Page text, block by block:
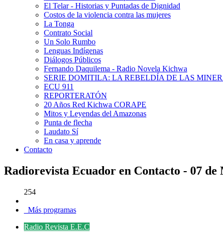
El Telar - Historias y Puntadas de Dignidad
Costos de la violencia contra las mujeres
La Tonga
Contrato Social
Un Solo Rumbo
Lenguas Indígenas
Diálogos Públicos
Fernando Daquilema - Radio Novela Kichwa
SERIE DOMITILA: LA REBELDÍA DE LAS
ECU 911
REPORTERATÓN
20 Años Red Kichwa CORAPE
Mitos y Leyendas del Amazonas
Punta de flecha
Laudato Sí
En casa y aprende
Contacto
Radiorevista Ecuador en Contacto - 07 de
254
Más programas
Radio Revista E.E.C